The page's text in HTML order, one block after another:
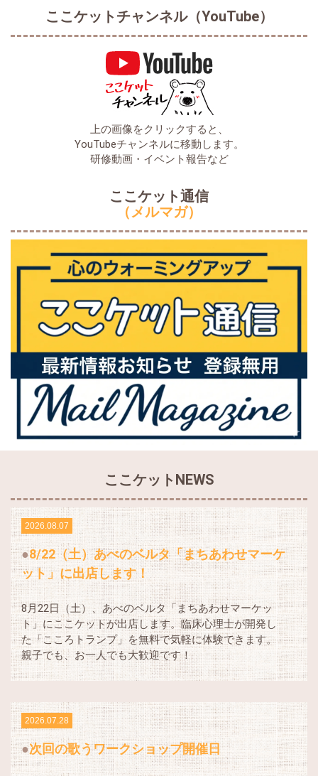
ここケットチャンネル（YouTube）
上の画像をクリックすると、
YouTubeチャンネルに移動します。
研修動画・イベント報告など
ここケット通信
（メルマガ）
ここケットNEWS
2026.08.07
8/22（土）あべのベルタ「まちあわせマーケ
ット」に出店します！
8月22日（土）、あべのベルタ「まちあわせマーケッ
ト」にここケットが出店します。臨床心理士が開発し
た「こころトランプ」を無料で気軽に体験できます。
親子でも、お一人でも大歓迎です！
2026.07.28
次回の歌うワークショップ開催日